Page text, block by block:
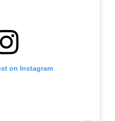
on Instagram